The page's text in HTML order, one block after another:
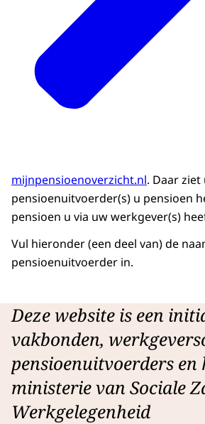
mijnpensioenoverzicht.nl. Daar
pensioenuitvoerder(s) u pensioen
pensioen u via uw werkgever(s)
Vul hieronder (een deel van) de
pensioenuitvoerder in.
Deze website is een
vakbonden,
pensioenuitvoerders en
ministerie van Sociale
Werkgelegenheid